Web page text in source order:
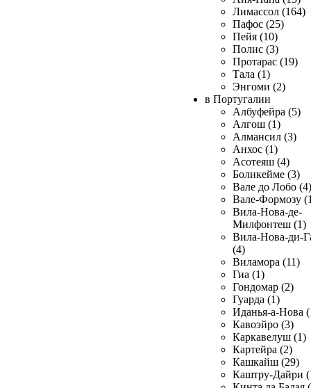
Лимассол (164)
Пафос (25)
Пейя (10)
Полис (3)
Протарас (19)
Тала (1)
Энгоми (2)
в Португалии
Албуфейра (5)
Алгош (1)
Алмансил (3)
Анхос (1)
Асотеяш (4)
Боликейме (3)
Вале до Лобо (4)
Вале-Формозу
Вила-Нова-де-
Милфонтеш (1)
Вила-Нова-ди-
(4)
Виламора (11)
Гиа (1)
Гондомар (2)
Гуарда (1)
Иданья-а-Нова
Кавоэйро (3)
Каркавелуш (1)
Картейра (2)
Кашкайш (29)
Каштру-Дайри